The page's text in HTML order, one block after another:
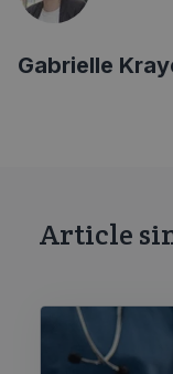
Gabrielle
Article